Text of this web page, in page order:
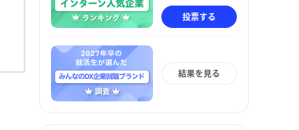
投票する
結果を見る